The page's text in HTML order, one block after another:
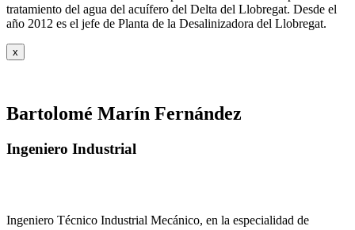
tratamiento del agua del acuífero del Delta del Llobregat. Desde el
año 2012 es el jefe de Planta de la Desalinizadora del Llobregat.
x
Bartolomé Marín Fernández
Ingeniero Industrial
Ingeniero Técnico Industrial Mecánico, en la especialidad de